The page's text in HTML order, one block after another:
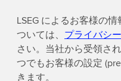
LSEG によるお客様の
ついては、 プライバシ
さい。当社から受領さ
つでもお客様の設定
きます。